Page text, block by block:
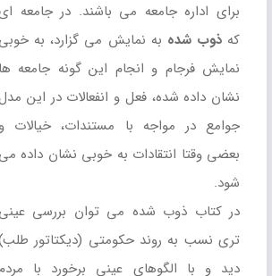
برای اداره جامعه می باشند. در جامعه ای
ذوب شدهبه نمایش می گزارد، به خوبی
نمایش فرجام و انجام این گونه جامعه ها
نشان داده شده، فعل و انفعالات در این مدل
جوامع در مواجه با مستندات، خیالات و
بعضی وقتا انتقادات به خوبی نشان داده می
در کتاب ذوب شده می توان بررسی عینی
تری نسب به روند حکومتی (دیکتاتور طلب)
دید و با الگوهای عینی برخورد با مردم